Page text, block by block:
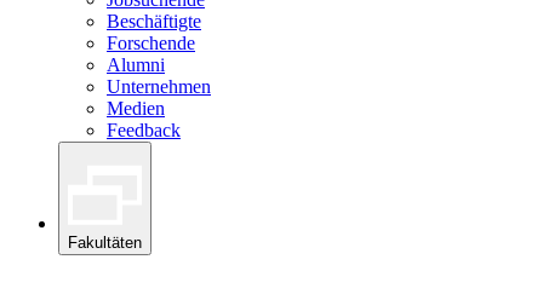
Beschäftigte
Forschende
Alumni
Unternehmen
Medien
Feedback
Fakultäten